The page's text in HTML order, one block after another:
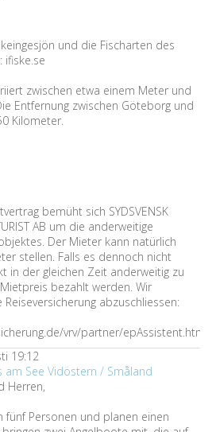
und die Fischarten des
ifiske.se
zwischen etwa einem Meter und
Entfernung zwischen Göteborg und
Kilometer.
bemüht sich SYDSVENSK
AB um die anderweitige
Der Mieter kann natürlich
stellen. Falls es dennoch nicht
in der gleichen Zeit anderweitig zu
bezahlt werden. Wir
abzuschliessen:
vrv/partner/
19:12
am See Vidöstern / Småland
Herren,
fünf Personen und planen einen